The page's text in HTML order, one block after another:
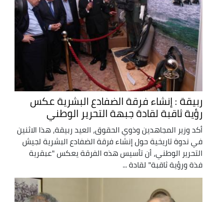
ربيقة : إنشاء فرقة الضفادع البشرية عكس
رؤية ثاقبة لقادة جبهة التحرير الوطني
أكد وزير المجاهدين وذوي الحقوق، العيد ربيقة، هذا الاثنين
في ندوة تاريخية حول إنشاء فرقة الضفادع البشرية لجيش
التحرير الوطني، أن تأسيس هذه الفرقة يعكس "عبقرية
فذة ورؤية ثاقبة" لقادة ...